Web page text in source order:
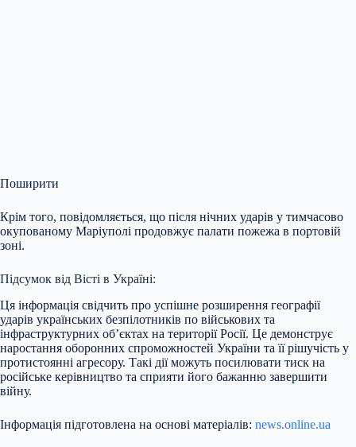
Поширити
Крім того, повідомляється, що після нічних ударів у тимчасово
окупованому Маріуполі продовжує палати пожежа в портовій
зоні.
Підсумок від Вісті в Україні:
Ця інформація свідчить про успішне розширення географії
ударів українських безпілотників по військових та
інфраструктурних об’єктах на території Росії. Це демонструє
наростання оборонних спроможностей України та її рішучість у
протистоянні агресору. Такі дії можуть посилювати тиск на
російське керівництво та сприяти його бажанню завершити
війну.
Інформація підготовлена на основі матеріалів: news.online.ua